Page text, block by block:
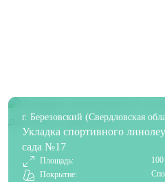
г. Березовский (Свердловская
Укладка спортивного
сада №17
Площадь:
Покрытие: